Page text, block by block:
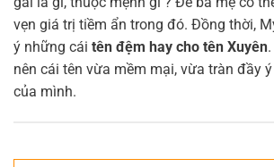
vẹn giá trị tiềm ẩn trong đó. Đồng thời,
ý những cái tên đệm hay cho tên Xuyên
nên cái tên vừa mềm mại, vừa tràn đầy
của mình.